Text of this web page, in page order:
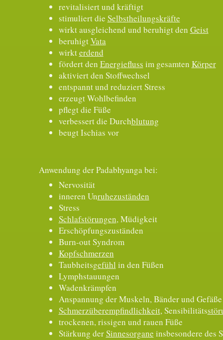
revitalisiert und kräftigt
stimuliert die Selbstheilungskräfte
wirkt ausgleichend und beruhigt den Geist
beruhigtVata
wirkterdend
fördert den Energiefluss im gesamten Körper
aktiviert den Stoffwechsel
entspannt und reduziert Stress
erzeugt Wohlbefinden
pflegt die Füße
verbessert die Durchblutung
beugt Ischias vor
Anwendung der Padabhyanga bei:
Nervosität
inneren Unruhezuständen
Stress
Schlafstörungen, Müdigkeit
Erschöpfungszuständen
Burn-out Syndrom
Kopfschmerzen
Taubheitsgefühl in den Füßen
Lymphstauungen
Wadenkrämpfen
Anspannung der Muskeln, Bänder und Gefäße
Schmerzüberempfindlichkeit, Sensibilitäts
trockenen, rissigen und rauen Füße
Stärkung derSinnesorgane insbesondere des